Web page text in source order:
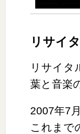
リサイ
リサイタ
葉と音楽
2007年7
これまで